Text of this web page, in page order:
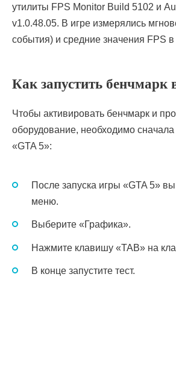
утилиты FPS Monitor Build 5102 и
v1.0.48.05. В игре измерялись
события) и средние значения FPS в
Как запустить бенчмарк
Чтобы активировать бенчмарк и
оборудование, необходимо сначала
«GTA 5»:
После запуска игры «GTA 5»
меню.
Выберите «Графика».
Нажмите клавишу «TAB» на
В конце запустите тест.